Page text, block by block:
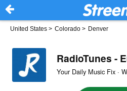
United States > Colorado > Denver
RadioTunes -
Your Daily Music Fix ·